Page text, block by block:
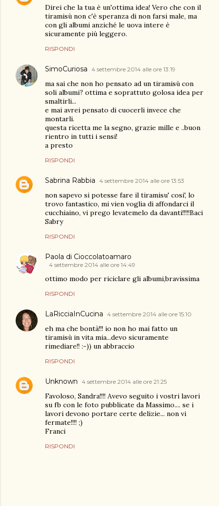
Direi che la tua è un'ottima idea! Vero che con il
tiramisù non c'è speranza di non farsi male, ma
con gli albumi anziché le uova intere è
sicuramente più leggero.
RISPONDI
SimoCuriosa 4 settembre 2014 alle ore 13:19
ma sai che non ho pensato ad un tiramisù con
soli albumi? ottima e soprattuto golosa idea per
smaltirli...
e mai avrei pensato di cuocerli invece che
montarli.
questa ricetta me la segno, grazie mille e ..buon
rientro in tutti i sensi!
a presto
RISPONDI
Sabrina Rabbia 4 settembre 2014 alle ore 13:53
non sapevo si potesse fare il tiramisu' cosi', lo
trovo fantastico, mi vien voglia di affondarci il
cucchiaino, vi prego levatemelo da davanti!!!!!Baci
Sabry
RISPONDI
Paola di Cioccolatoamaro
4 settembre 2014 alle ore 14:49
ottimo modo per riciclare gli albumi,bravissima
RISPONDI
LaRicciaInCucina 4 settembre 2014 alle ore 15:10
eh ma che bontà!!! io non ho mai fatto un
tiramisù in vita mia...devo sicuramente
rimediare!! :-)) un abbraccio
RISPONDI
Unknown 4 settembre 2014 alle ore 21:25
Favoloso, Sandra!!!! Avevo seguito i vostri lavori
su fb con le foto pubblicate da Massimo.... se i
lavori devono portare certe delizie... non vi
fermate!!!! ;)
Franci
RISPONDI